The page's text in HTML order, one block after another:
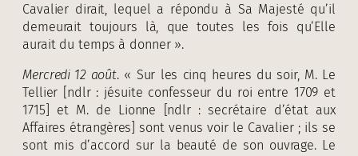
Cavalier dirait, lequel a répondu à Sa Majesté qu’il
demeurait toujours là, que toutes les fois qu’Elle
aurait du temps à donner ».
Mercredi 12 août. « Sur les cinq heures du soir, M. Le
Tellier [ndlr : jésuite confesseur du roi entre 1709 et
1715] et M. de Lionne [ndlr : secrétaire d’état aux
Affaires étrangères] sont venus voir le Cavalier ; ils se
sont mis d’accord sur la beauté de son ouvrage. Le